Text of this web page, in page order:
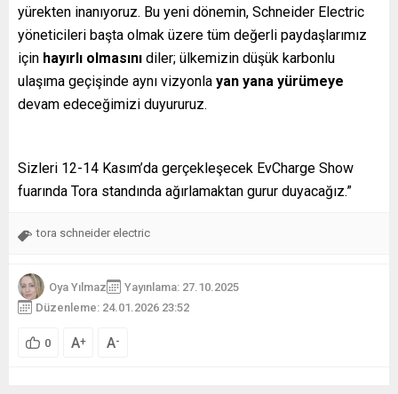
yürekten inanıyoruz. Bu yeni dönemin, Schneider Electric
yöneticileri başta olmak üzere tüm değerli paydaşlarımız
için hayırlı olmasını diler; ülkemizin düşük karbonlu
ulaşıma geçişinde aynı vizyonla yan yana yürümeye
devam edeceğimizi duyururuz.
Sizleri 12-14 Kasım’da gerçekleşecek EvCharge Show
fuarında Tora standında ağırlamaktan gurur duyacağız.”
tora schneider electric
Oya Yılmaz
Yayınlama: 27.10.2025
Düzenleme: 24.01.2026 23:52
0 A+ A-